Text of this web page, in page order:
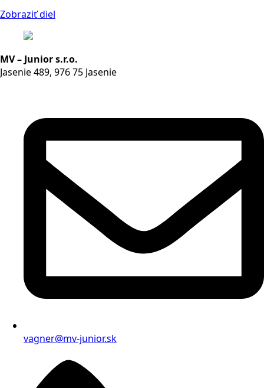
Zobraziť diel
MV – Junior s.r.o.
Jasenie 489, 976 75 Jasenie
vagner@mv-junior.sk